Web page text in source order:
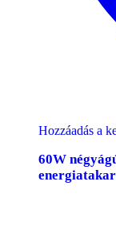
Hozzáadás a
60W